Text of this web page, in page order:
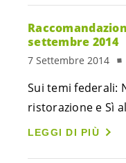
settembre 2014
7 Settembre 2014
Sui temi federali:
ristorazione e Sì
LEGGI DI PIÙ